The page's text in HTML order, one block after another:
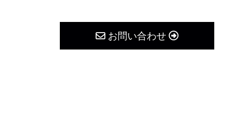
お問い合わせ